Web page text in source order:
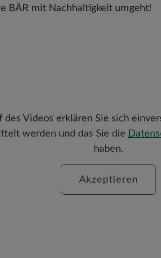
BÄR mit Nachhaltigkeit umgeht!
Videos erklären Sie sich
werden und das Sie die
haben.
Akzeptieren